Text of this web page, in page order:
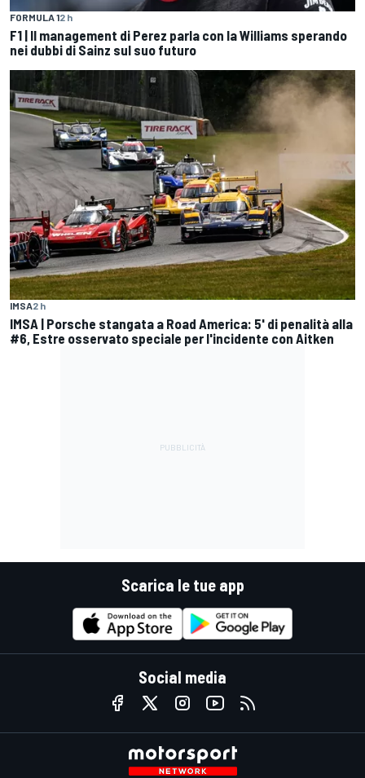
FORMULA 12 h
F1 | Il management di Perez parla con la Williams sperando
nei dubbi di Sainz sul suo futuro
IMSA2 h
IMSA | Porsche stangata a Road America: 5' di penalità alla
#6, Estre osservato speciale per l'incidente con Aitken
Scarica le tue app
Social media